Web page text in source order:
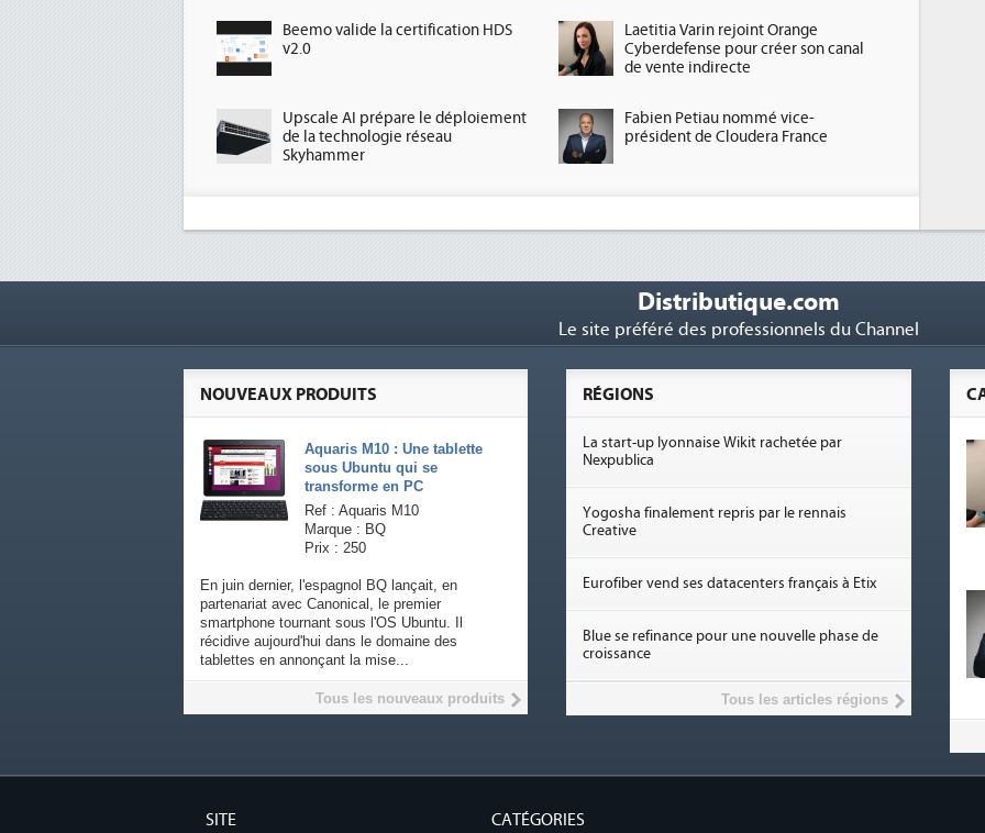
Beemo valide la certification HDS
v2.0
Laetitia Varin rejoint Orange
Cyberdefense pour créer son canal
de vente indirecte
Upscale AI prépare le déploiement
de la technologie réseau
Skyhammer
Fabien Petiau nommé vice-
président de Cloudera France
Distributique.com
Le site préféré des professionnels du Channel
NOUVEAUX PRODUITS
Aquaris M10 : Une tablette
sous Ubuntu qui se
transforme en PC
Ref : Aquaris M10
Marque : BQ
Prix : 250
En juin dernier, l'espagnol BQ lançait, en
partenariat avec Canonical, le premier
smartphone tournant sous l'OS Ubuntu. Il
récidive aujourd'hui dans le domaine des
tablettes en annonçant la mise...
Tous les nouveaux produits
RÉGIONS
La start-up lyonnaise Wikit rachetée par
Nexpublica
Yogosha finalement repris par le rennais
Creative
Eurofiber vend ses datacenters français à Etix
Blue se refinance pour une nouvelle phase de
croissance
Tous les articles régions
SITE CATÉGORIES